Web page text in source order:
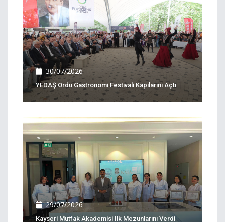
30/07/2026
YEDAŞ Ordu Gastronomi Festivali Kapılarını Açtı
29/07/2026
Kayseri Mutfak Akademisi Ilk Mezunlarını Verdi